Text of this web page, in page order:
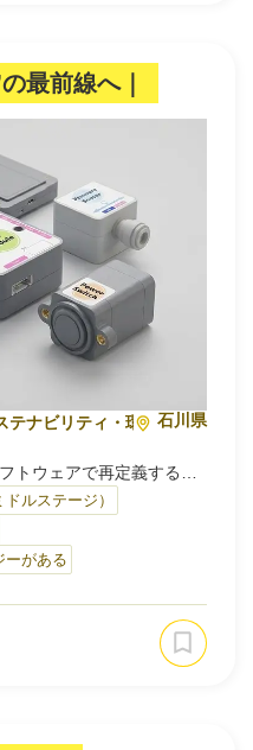
いて切削工具の刃先を形
ダイヤモンド、cBNな
コストを抑えつつ高品質
にも対応可能。
最前線へ｜
テナビリティ・環境石川県
トウェアで再定義するス
レーティングシステム
ラントから小規模設備ま
化する仕組みを開発して
の処理現場はいまも人の
ルステージ）
ーがある